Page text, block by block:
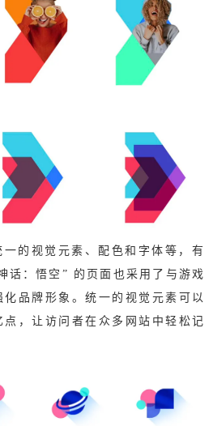
一的视觉元素、配色和字体等，有
话：悟空” 的页面也采用了与游戏
化品牌形象。统一的视觉元素可以
，让访问者在众多网站中轻松记